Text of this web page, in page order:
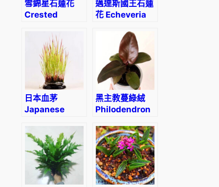
雪錦星石蓮花
Crested
(Echeveria
pulvinata
‘Frosty
crested’) (直
徑4-5cm)
邁達斯國王石蓮
花 Echeveria
(3- 4cm)
日本血茅
Japanese
(Imperata
cylindrical
‘Rubra’)
黑主教蔓綠絨
Philodendron
Cardinal’